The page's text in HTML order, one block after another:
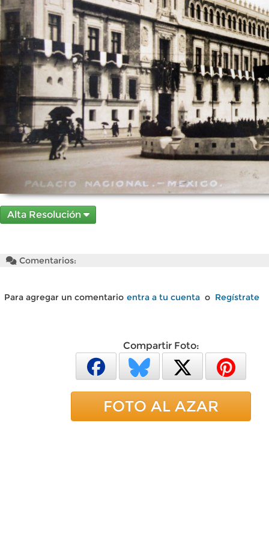
Alta Resolución
Comentarios:
Para agregar un comentario entra a tu cuenta o Regístrate
Compartir Foto:
FOTO AL AZAR